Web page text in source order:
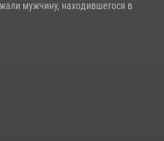
мужчину, находившегося в